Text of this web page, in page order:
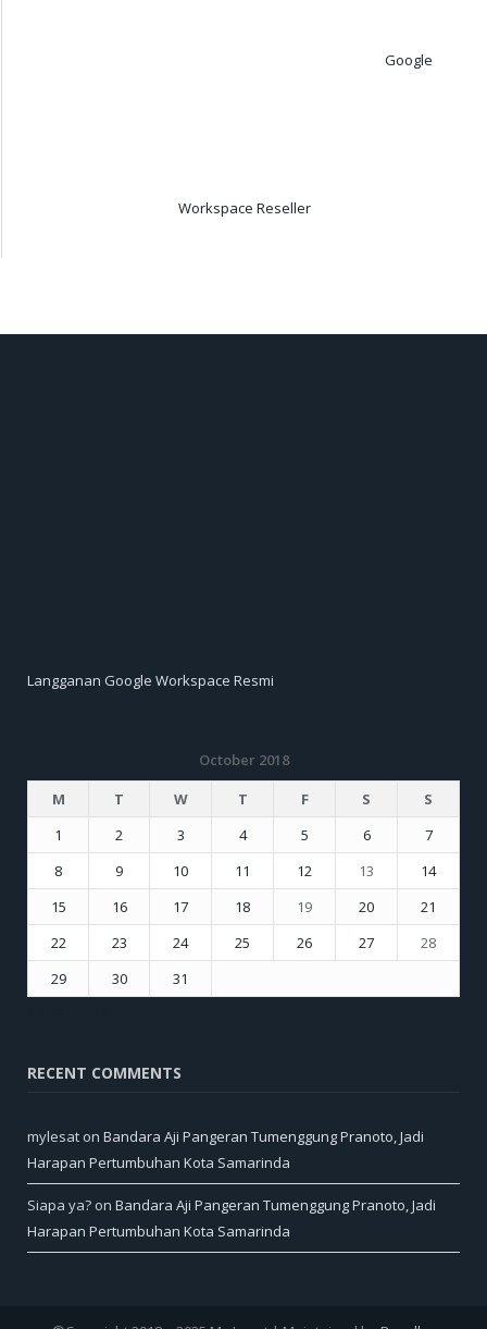
Google
Workspace Reseller
Langganan Google Workspace Resmi
October 2018
M
T W T F S
S
1
2 3 4 5 6
7
8
9 10 11 12 13
14
15
16 17 18 19 20
21
22
23 24 25 26 27
28
29
30
31
RECENT COMMENTS
mylesat on Bandara Aji Pangeran Tumenggung Pranoto, Jadi
Harapan Pertumbuhan Kota Samarinda
Siapa ya? on Bandara Aji Pangeran Tumenggung Pranoto, Jadi
Harapan Pertumbuhan Kota Samarinda